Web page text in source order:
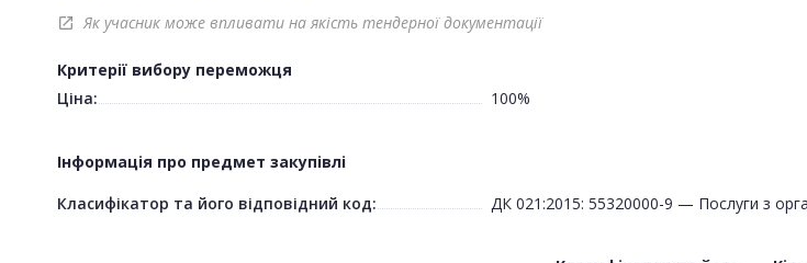
open_in_new Як учасник може впливати на якість тендерної документації
Критерії вибору переможця
Ціна:
100%
Інформація про предмет закупівлі
Класифікатор та його відповідний код:
ДК 021:2015: 55320000-9 — Послуги з